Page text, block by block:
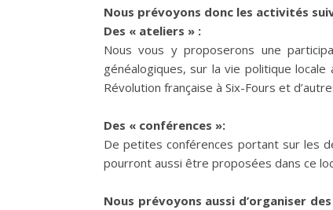
Nous prévoyons donc les activités
Des « ateliers » :
Nous vous y proposerons une
généalogiques, sur la vie politique
Révolution française à Six-Fours et
Des « conférences »:
De petites conférences portant sur les
pourront aussi être proposées dans ce
Nous prévoyons aussi d’organiser